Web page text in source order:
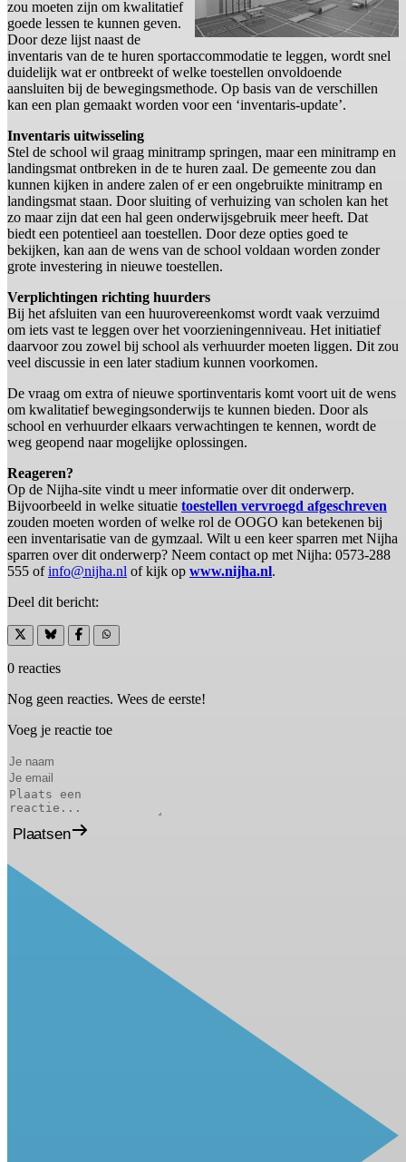
zou moeten zijn om kwalitatief
goede lessen te kunnen geven.
Door deze lijst naast de
inventaris van de te huren sportaccommodatie te leggen, wordt snel
duidelijk wat er ontbreekt of welke toestellen onvoldoende
aansluiten bij de bewegingsmethode. Op basis van de verschillen
kan een plan gemaakt worden voor een ‘inventaris-update’.
Inventaris uitwisseling
Stel de school wil graag minitramp springen, maar een minitramp en
landingsmat ontbreken in de te huren zaal. De gemeente zou dan
kunnen kijken in andere zalen of er een ongebruikte minitramp en
landingsmat staan. Door sluiting of verhuizing van scholen kan het
zo maar zijn dat een hal geen onderwijsgebruik meer heeft. Dat
biedt een potentieel aan toestellen. Door deze opties goed te
bekijken, kan aan de wens van de school voldaan worden zonder
grote investering in nieuwe toestellen.
Verplichtingen richting huurders
Bij het afsluiten van een huurovereenkomst wordt vaak verzuimd
om iets vast te leggen over het voorzieningenniveau. Het initiatief
daarvoor zou zowel bij school als verhuurder moeten liggen. Dit zou
veel discussie in een later stadium kunnen voorkomen.
De vraag om extra of nieuwe sportinventaris komt voort uit de wens
om kwalitatief bewegingsonderwijs te kunnen bieden. Door als
school en verhuurder elkaars verwachtingen te kennen, wordt de
weg geopend naar mogelijke oplossingen.
Reageren?
Op de Nijha-site vindt u meer informatie over dit onderwerp.
Bijvoorbeeld in welke situatie toestellen vervroegd afgeschreven
zouden moeten worden of welke rol de OOGO kan betekenen bij
een inventarisatie van de gymzaal. Wilt u een keer sparren met Nijha
sparren over dit onderwerp? Neem contact op met Nijha: 0573-288
555 ofinfo@nijha.nl of kijk op www.nijha.nl.
Deel dit bericht:
0 reacties
Nog geen reacties. Wees de eerste!
Voeg je reactie toe
Plaatsen